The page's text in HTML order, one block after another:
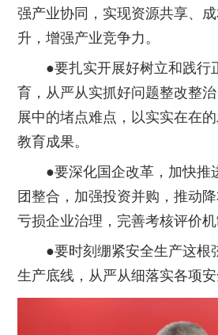
强产业协同，实现资源共享、
升，增强产业竞争力。
●要扎实开展好树立和践行
育，从严从实抓好问题整改整
展中的堵点难点，以实实在在
教育成果。
●要深化国企改革，加快推
团整合，加强投资并购，推动
亏损企业治理，完善考核评价机
●要时刻绷紧安全生产这根
生产底线，从严从细落实各项安